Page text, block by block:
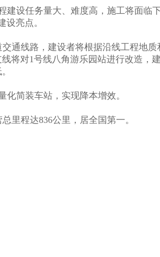
建设任务量大、难度高，施工将面临
亮点。
通线路，建设者将根据沿线工程地
将对1号线八角游乐园站进行改造，
。
简装车站，实现降本增效。
里程达836公里，居全国第一。